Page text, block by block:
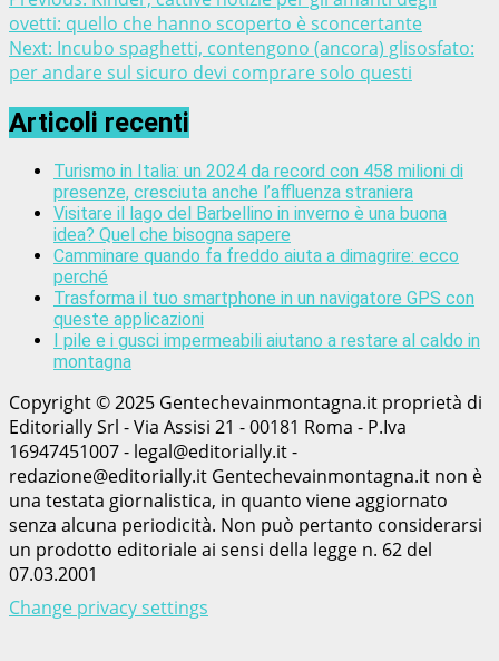
ovetti: quello che hanno scoperto è sconcertante
Next: Incubo spaghetti, contengono (ancora) glisosfato:
per andare sul sicuro devi comprare solo questi
Articoli recenti
Turismo in Italia: un 2024 da record con 458 milioni di
presenze, cresciuta anche l’affluenza straniera
Visitare il lago del Barbellino in inverno è una buona
idea? Quel che bisogna sapere
Camminare quando fa freddo aiuta a dimagrire: ecco
perché
Trasforma il tuo smartphone in un navigatore GPS con
queste applicazioni
I pile e i gusci impermeabili aiutano a restare al caldo in
montagna
Copyright © 2025 Gentechevainmontagna.it proprietà di
Editorially Srl - Via Assisi 21 - 00181 Roma - P.Iva
16947451007 - legal@editorially.it -
redazione@editorially.it Gentechevainmontagna.it non è
una testata giornalistica, in quanto viene aggiornato
senza alcuna periodicità. Non può pertanto considerarsi
un prodotto editoriale ai sensi della legge n. 62 del
07.03.2001
Change privacy settings